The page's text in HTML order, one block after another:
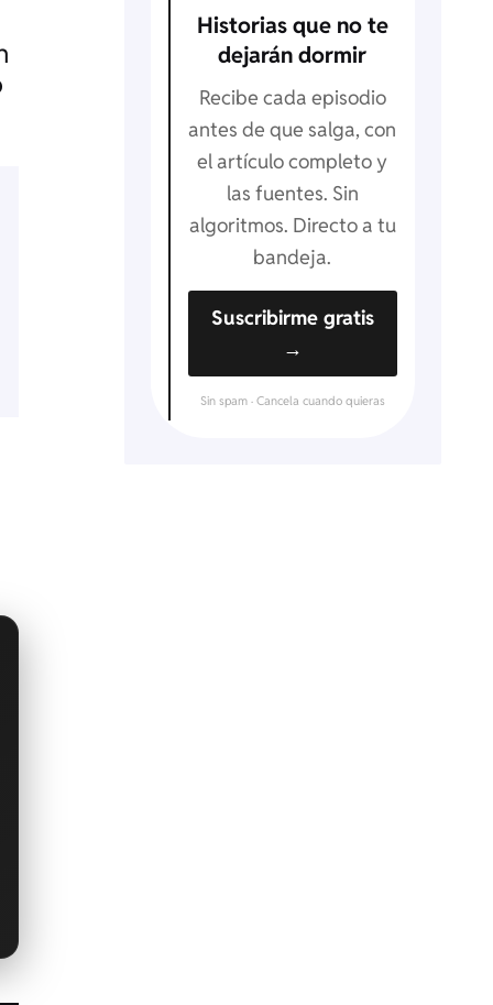
Historias que no te
dejarán dormir
Recibe cada episodio
antes de que salga, con
el artículo completo y
las fuentes. Sin
algoritmos. Directo a tu
bandeja.
Suscribirme gratis
→
Sin spam · Cancela cuando quieras